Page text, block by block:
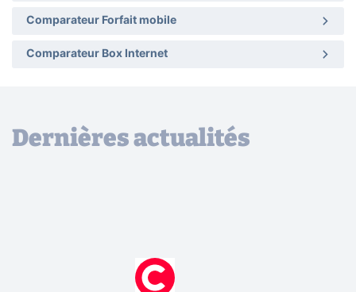
Comparateur Forfait mobile
Comparateur Box Internet
Dernières actualités